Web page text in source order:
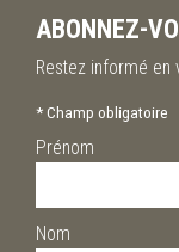
ABONNEZ-
Restez informé en
*Champ obligatoire
Prénom
Nom